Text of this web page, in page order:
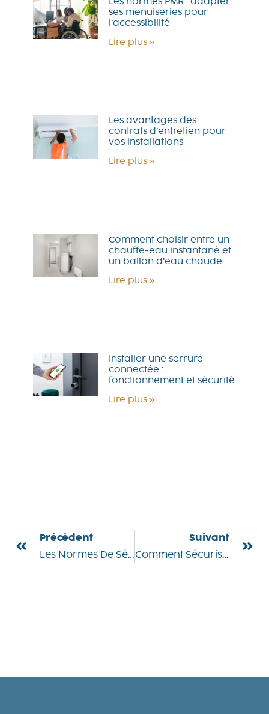
ses menuiseries pour
l’accessibilité
Lire plus »
Les avantages des
contrats d’entretien pour
vos installations
Lire plus »
Comment choisir entre un
chauffe-eau instantané et
un ballon d’eau chaude
Lire plus »
Installer une serrure
connectée :
fonctionnement et sécurité
Lire plus »
Précédent
Les Normes De Sécurité À Respecter Lors De Travaux Électriques
Suivant
Comment Sécuriser Vos Portes Et Fenêtres Contre Les Effractions ?